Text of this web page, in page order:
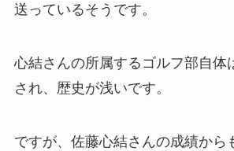
送っているそうです。
心結さんの所属するゴルフ部自体
され、歴史が浅いです。
ですが、佐藤心結さんの成績から